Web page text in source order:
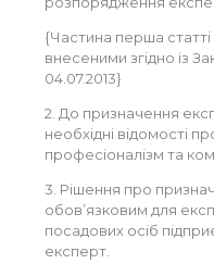
{Частина перша статті
внесеними згідно із
04.07.2013}
2. До призначення
необхідні відомості
професіоналізм та
3. Рішення про
обов’язковим для
посадових осіб
експерт.